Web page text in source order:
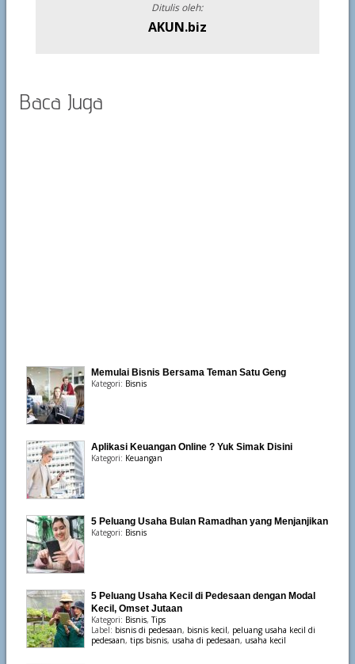
Ditulis oleh:
AKUN.biz
Baca Juga
Memulai Bisnis Bersama Teman Satu Geng
Kategori: Bisnis
Aplikasi Keuangan Online ? Yuk Simak Disini
Kategori: Keuangan
5 Peluang Usaha Bulan Ramadhan yang Menjanjikan
Kategori: Bisnis
5 Peluang Usaha Kecil di Pedesaan dengan Modal
Kecil, Omset Jutaan
Kategori: Bisnis,Tips
Label: bisnis di pedesaan, bisnis kecil, peluang usaha kecil di
pedesaan, tips bisnis, usaha di pedesaan, usaha kecil